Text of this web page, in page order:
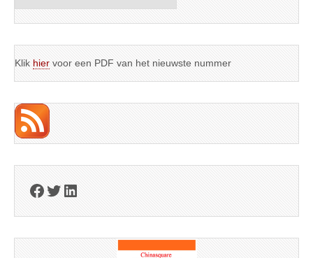
Klik hier voor een PDF van het nieuwste nummer
Facebook
Twitter
LinkedIn